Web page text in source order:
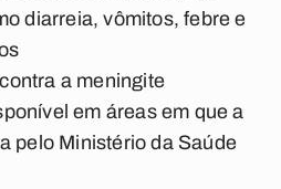
diarreia, vômitos, febre e
a meningite
em áreas em que a
pelo Ministério da Saúde